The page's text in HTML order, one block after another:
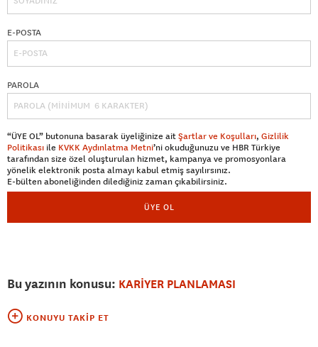
E-POSTA
PAROLA
“ÜYE OL” butonuna basarak üyeliğinize aitŞartlar ve Koşulları, Gizlilik
Politikası ile KVKK Aydınlatma Metni’ni okuduğunuzu ve HBR Türkiye
tarafından size özel oluşturulan hizmet, kampanya ve promosyonlara
yönelik elektronik posta almayı kabul etmiş sayılırsınız.
E-bülten aboneliğinden dilediğiniz zaman çıkabilirsiniz.
ÜYE OL
Bu yazının konusu: KARİYER PLANLAMASI
KONUYU TAKIP ET